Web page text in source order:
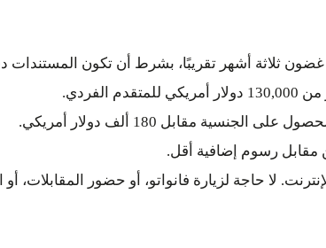
ثلاثة أشهر تقريبًا، بشرط أن تكون المستندات
الفردي.
مقابل 180 ألف دولار أمريكي.
مقابل رسوم إضافية أقل.
لا حاجة لزيارة فانواتو، أو حضور المقابلات، أو